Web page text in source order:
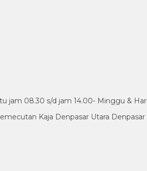
jam 08.30 s/d jam 14.00- Minggu &
Kaja Denpasar Utara Denpasar